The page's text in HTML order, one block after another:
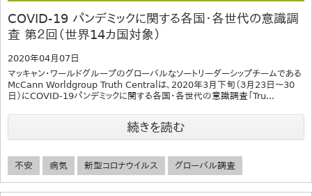
COVID-19 パンデミックに関する各国・各世代の意識調
査 第２回（世界14カ国対象）
2020年04月07日
マッキャン・ワールドグループのグローバルなソートリーダーシップチームである
McCann Worldgroup Truth Centralは、2020年3月下旬（３月23日〜30
日）にCOVID-19パンデミックに関する各国・各世代の意識調査「Tru...
続きを読む
不安 病気 新型コロナウイルス グローバル調査